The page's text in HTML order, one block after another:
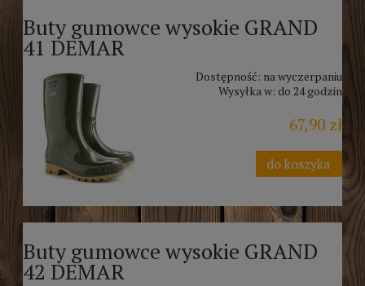
Buty gumowce wysokie GRAND
41 DEMAR
Dostępność: na wyczerpaniu
Wysyłka w: do 24 godzin
67,90 zł
do koszyka
Buty gumowce wysokie GRAND
42 DEMAR